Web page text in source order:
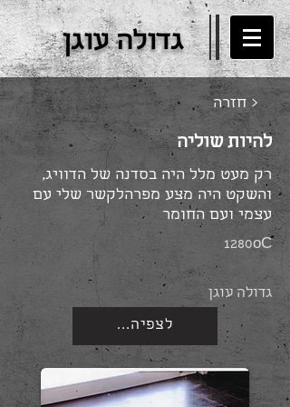
גדולה עוגן
חזרה >
להיות שוליה
רק מעט מלל היה בסדנה של הדוויג,
והשקט היה מצע מפרהלקשר שלי עם
עצמי ועם החומר
1280oC
גדולה עוגן
...לצפיה